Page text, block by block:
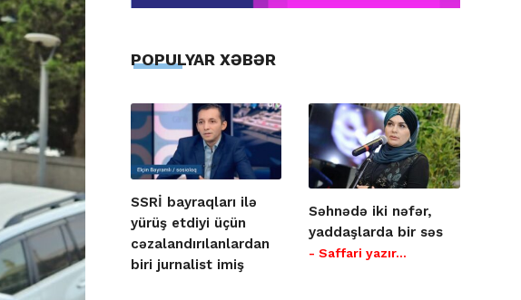
POPULYAR XƏBƏR
SSRİ bayraqları ilə
yürüş etdiyi üçün
cəzalandırılanlardan
biri jurnalist imiş
Səhnədə iki nəfər,
yaddaşlarda bir səs
- Saffari yazır…